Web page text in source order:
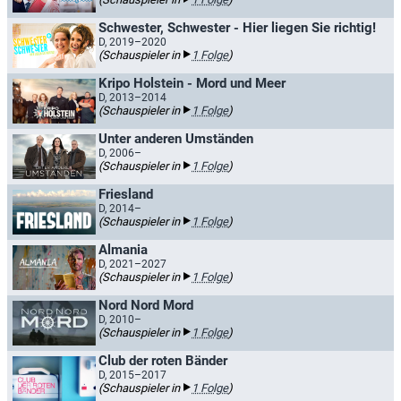
Schwester, Schwester - Hier liegen Sie richtig!
D, 2019–2020
(Schauspieler in 1 Folge)
Kripo Holstein - Mord und Meer
D, 2013–2014
(Schauspieler in 1 Folge)
Unter anderen Umständen
D, 2006–
(Schauspieler in 1 Folge)
Friesland
D, 2014–
(Schauspieler in 1 Folge)
Almania
D, 2021–2027
(Schauspieler in 1 Folge)
Nord Nord Mord
D, 2010–
(Schauspieler in 1 Folge)
Club der roten Bänder
D, 2015–2017
(Schauspieler in 1 Folge)